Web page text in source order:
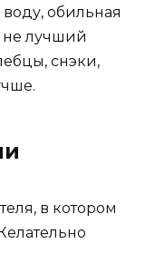
обильная
не лучший
снэки,
в котором